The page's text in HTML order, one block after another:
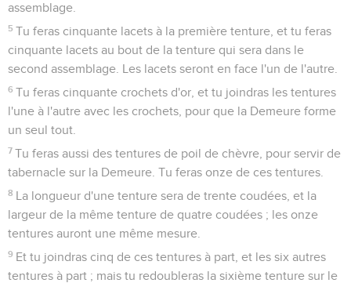
assemblage.
5 Tu feras cinquante lacets à la première tenture, et tu feras
cinquante lacets au bout de la tenture qui sera dans le
second assemblage. Les lacets seront en face l'un de l'autre.
6 Tu feras cinquante crochets d'or, et tu joindras les tentures
l'une à l'autre avec les crochets, pour que la Demeure forme
un seul tout.
7 Tu feras aussi des tentures de poil de chèvre, pour servir de
tabernacle sur la Demeure. Tu feras onze de ces tentures.
8 La longueur d'une tenture sera de trente coudées, et la
largeur de la même tenture de quatre coudées ; les onze
tentures auront une même mesure.
9 Et tu joindras cinq de ces tentures à part, et les six autres
tentures à part ; mais tu redoubleras la sixième tenture sur le